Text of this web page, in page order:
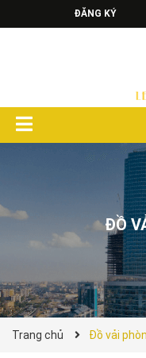
ĐĂNG KÝ
ĐỒ
Trang chủ Đồ vải